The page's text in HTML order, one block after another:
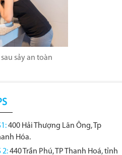
sảy an toàn
400 Hải Thượng Lãn Ông, Tp
Hóa.
2:440 Trần Phú, TP Thanh Hoá, tỉnh